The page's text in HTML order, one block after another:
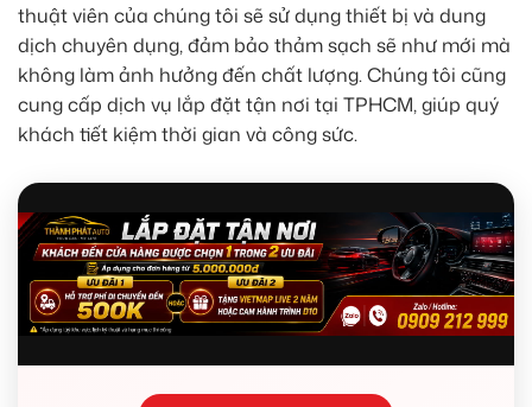
thuật viên của chúng tôi sẽ sử dụng thiết bị và dung
dịch chuyên dụng, đảm bảo thảm sạch sẽ như mới mà
không làm ảnh hưởng đến chất lượng. Chúng tôi cũng
cung cấp dịch vụ lắp đặt tận nơi tại TPHCM, giúp quý
khách tiết kiệm thời gian và công sức.